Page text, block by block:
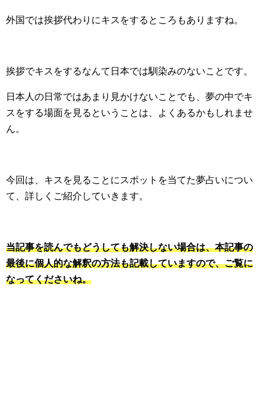
外国では挨拶代わりにキスをするところもありますね。
挨拶でキスをするなんて日本では馴染みのないことです。
日本人の日常ではあまり見かけないことでも、夢の中でキ
スをする場面を見るということは、よくあるかもしれませ
ん。
今回は、キスを見ることにスポットを当てた夢占いについ
て、詳しくご紹介していきます。
当記事を読んでもどうしても解決しない場合は、本記事の
最後に個人的な解釈の方法も記載していますので、ご覧に
なってくださいね。